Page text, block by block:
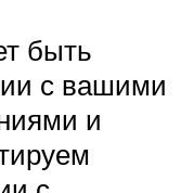
быть
с вашими
и